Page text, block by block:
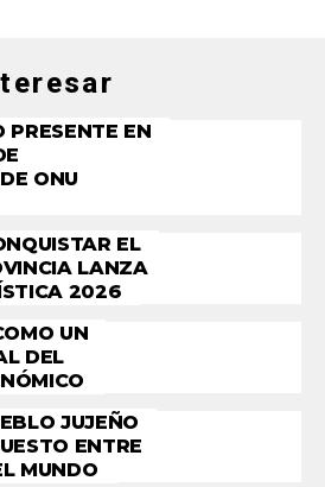
PRESENTE EN
ONU
EL
LANZA
2026
UN
DEL
JUJEÑO
ENTRE
MUNDO